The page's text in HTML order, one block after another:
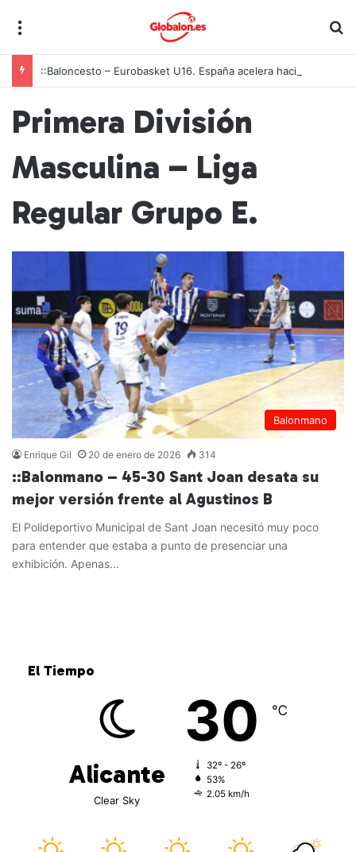
Primera División
Masculina – Liga
Regular Grupo E.
Balonmano
Enrique Gil 20 de enero de 2026 314
::Balonmano – 45-30 Sant Joan desata su
mejor versión frente al Agustinos B
El Polideportivo Municipal de Sant Joan necesitó muy poco
para entender que estaba a punto de presenciar una
exhibición. Apenas…
El Tiempo
Alicante
Clear Sky
30 ℃
32º - 26º
53%
2.05 km/h